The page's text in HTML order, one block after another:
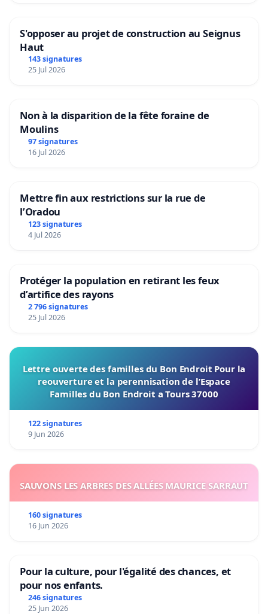
S'opposer au projet de construction au Seignus
Haut
143 signatures
25 Jul 2026
Non à la disparition de la fête foraine de
Moulins
97 signatures
16 Jul 2026
Mettre fin aux restrictions sur la rue de
l’Oradou
123 signatures
4 Jul 2026
Protéger la population en retirant les feux
d’artifice des rayons
2 796 signatures
25 Jul 2026
Lettre ouverte des familles du Bon Endroit Pour la
reouverture et la perennisation de l’Espace
Familles du Bon Endroit a Tours 37000
122 signatures
9 Jun 2026
SAUVONS LES ARBRES DES ALLÉES MAURICE SARRAUT
160 signatures
16 Jun 2026
Pour la culture, pour l'égalité des chances, et
pour nos enfants.
246 signatures
25 Jun 2026